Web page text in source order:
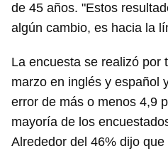
de 45 años. "Estos
algún cambio, es hacia la
La encuesta se realizó por
marzo en inglés y español
error de más o menos 4,9
mayoría de los
Alrededor del 46% dijo